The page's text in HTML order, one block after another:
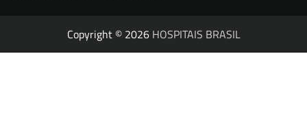
Copyright © 2026 HOSPITAIS BRASIL